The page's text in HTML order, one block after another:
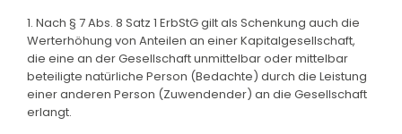
1. Nach § 7 Abs. 8 Satz 1 ErbStG gilt als Schenkung auch die
Werterhöhung von Anteilen an einer Kapitalgesellschaft,
die eine an der Gesellschaft unmittelbar oder mittelbar
beteiligte natürliche Person (Bedachte) durch die Leistung
einer anderen Person (Zuwendender) an die Gesellschaft
erlangt.